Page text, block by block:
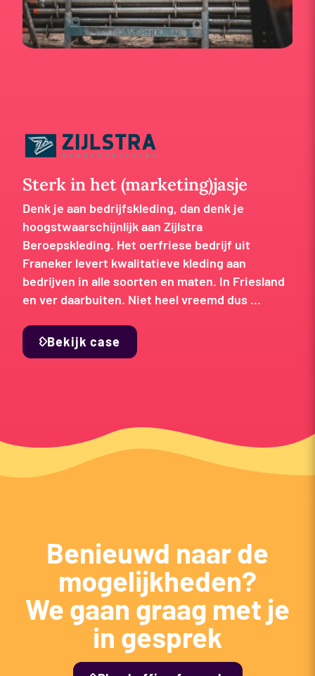
Sterk in het (marketing)jasje
Denk je aan bedrijfskleding, dan denk je
hoogstwaarschijnlijk aan Zijlstra
Beroepskleding. Het oerfriese bedrijf uit
Franeker levert kwalitatieve kleding aan
bedrijven in alle soorten en maten. In Friesland
en ver daarbuiten. Niet heel vreemd dus ...
Bekijk case
Benieuwd naar de
mogelijkheden?
We gaan graag met je
in gesprek